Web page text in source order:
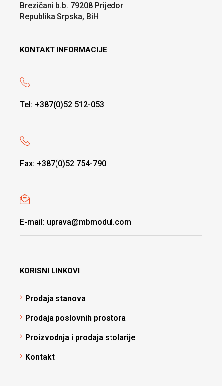
Brezičani b.b. 79208 Prijedor
Republika Srpska, BiH
KONTAKT INFORMACIJE
Tel: +387(0)52 512-053
Fax: +387(0)52 754-790
E-mail: uprava@mbmodul.com
KORISNI LINKOVI
Prodaja stanova
Prodaja poslovnih prostora
Proizvodnja i prodaja stolarije
Kontakt